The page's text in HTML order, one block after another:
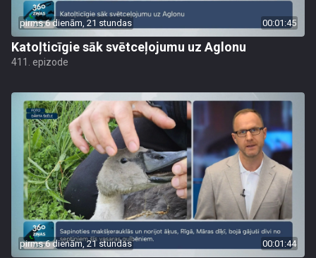
pirms 6 dienām, 21 stundas 00:01:45
Katoļticīgie sāk svētceļojumu uz Aglonu
411. epizode
pirms 6 dienām, 21 stundas 00:01:44